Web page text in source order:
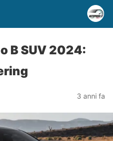
B SUV 2024:
3 anni fa